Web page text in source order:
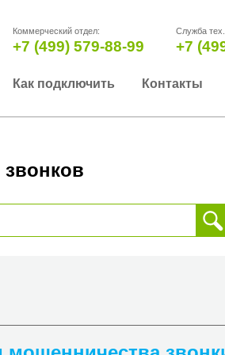
Коммерческий отдел:
+7 (499) 579-88-99
Служба
+7
Как подключить Контакты
звонков